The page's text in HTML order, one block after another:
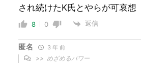
され続けたK氏とやらが可哀想
8 0 返信
匿名 3 年 前
>> めざめるパワー